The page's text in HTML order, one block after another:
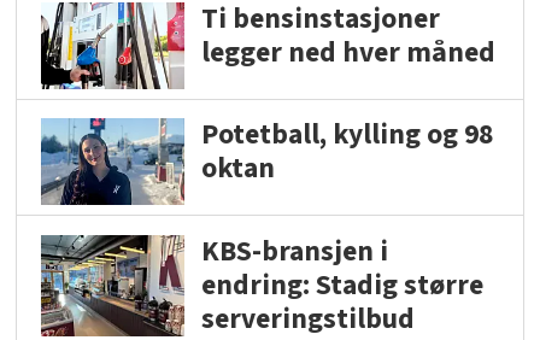
Ti bensinstasjoner
legger ned hver måned
Potetball, kylling og 98
oktan
KBS-bransjen i
endring: Stadig større
serveringstilbud